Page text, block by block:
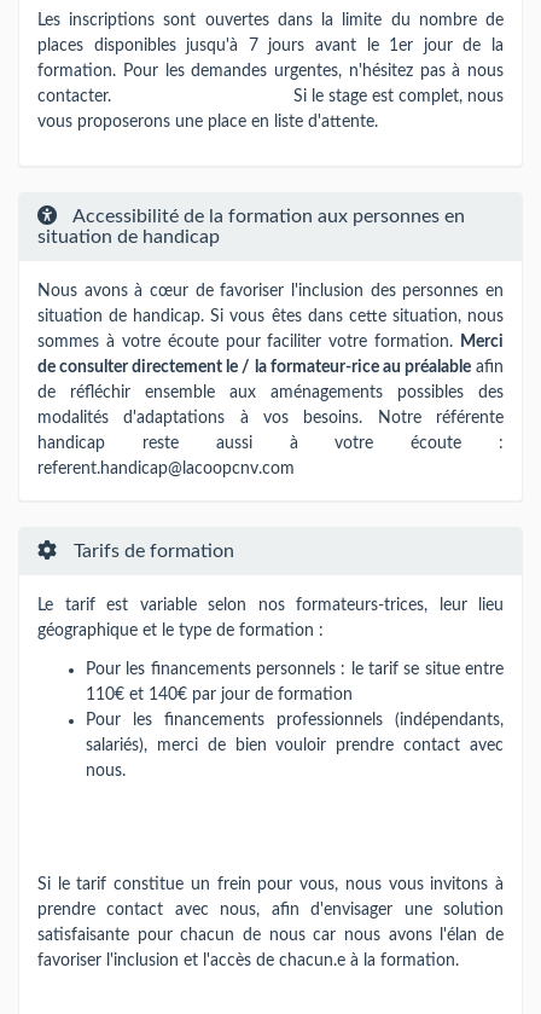
Les inscriptions sont ouvertes dans la limite du nombre de
places disponibles jusqu'à 7 jours avant le 1er jour de la
formation. Pour les demandes urgentes, n'hésitez pas à nous
contacter. Si le stage est complet, nous
vous proposerons une place en liste d'attente.
Accessibilité de la formation aux personnes en
situation de handicap
Nous avons à cœur de favoriser l'inclusion des personnes en
situation de handicap. Si vous êtes dans cette situation, nous
sommes à votre écoute pour faciliter votre formation. Merci
de consulter directement le / la formateur-rice au préalableafin
de réfléchir ensemble aux aménagements possibles des
modalités d'adaptations à vos besoins. Notre référente
handicap reste aussi à votre écoute :
referent.handicap@lacoopcnv.com
Tarifs de formation
Le tarif est variable selon nos formateurs-trices​,​​ leur lieu
géographique et le type de formation :
Pour les financements personnels : le tarif se situe entre
110€ et 140€ par jour de formation
Pour les financements professionnels (indépendants,
salariés), merci de bien vouloir prendre contact avec
nous.
Si le tarif constitue un frein pour vous, nous vous invitons à
prendre contact avec nous, afin d'envisager une solution
satisfaisante pour chacun de nous car nous avons l'élan de
favoriser l'inclusion et l'accès de chacun.e à la formation.